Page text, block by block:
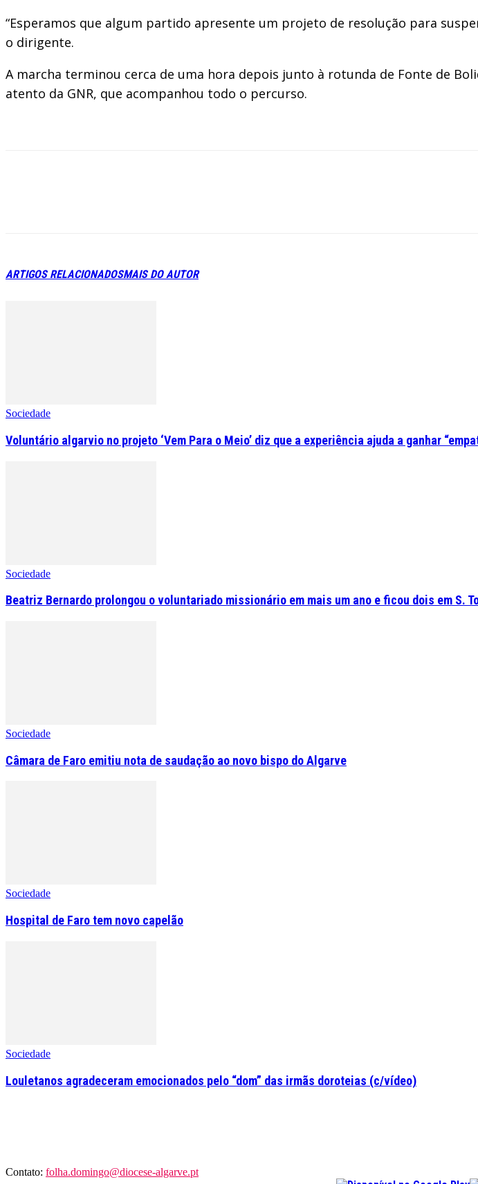
“Esperamos que algum partido apresente um projeto de resolução para
o dirigente.
A marcha terminou cerca de uma hora depois junto à rotunda de Fonte de
atento da GNR, que acompanhou todo o percurso.
ARTIGOS RELACIONADOSMAIS DO AUTOR
Sociedade
Voluntário algarvio no projeto ‘Vem Para o Meio’ diz que a experiência ajuda a ganhar
Sociedade
Beatriz Bernardo prolongou o voluntariado missionário em mais um ano e ficou dois em S.
Sociedade
Câmara de Faro emitiu nota de saudação ao novo bispo do Algarve
Sociedade
Hospital de Faro tem novo capelão
Sociedade
Louletanos agradeceram emocionados pelo “dom” das irmãs doroteias (c/vídeo)
Contato: folha.domingo@diocese-algarve.pt